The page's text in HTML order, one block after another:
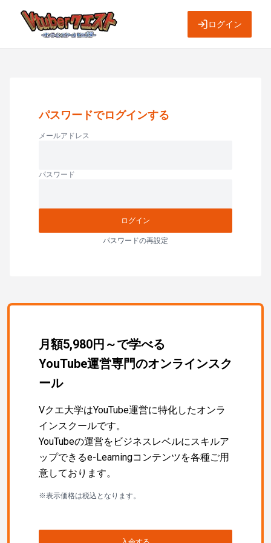
ログイン
パスワードでログインする
メールアドレス
パスワード
ログイン
パスワードの再設定
月額5,980円～で学べる
YouTube運営専門のオンラインスク
ール
Vクエ大学はYouTube運営に特化したオンラ
インスクールです。
YouTubeの運営をビジネスレベルにスキルア
ップできるe-Learningコンテンツを各種ご用
意しております。
※表示価格は税込となります。